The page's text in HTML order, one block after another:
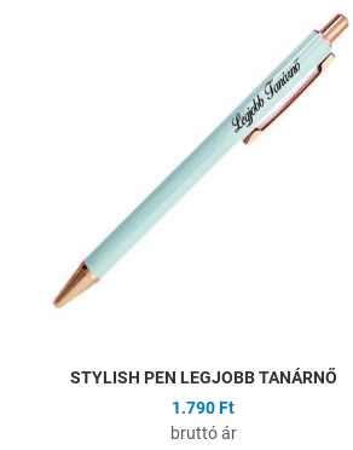
STYLISH PEN LEGJOBB TANÁRNŐ
1.790 Ft
bruttó ár